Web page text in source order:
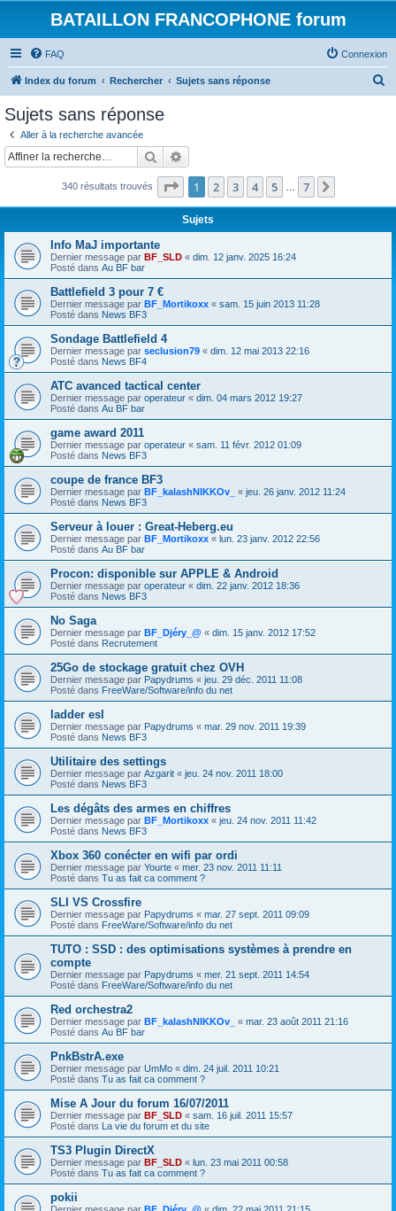
BATAILLON FRANCOPHONE forum
FAQ Connexion
Index du forum Rechercher Sujets sans réponse
c
Sujets sans réponse
Aller à la recherche avancée
Rechercher
340 résultats trouvés Page 1sur7
1 2 3 4 5 7
Sujets
Info MaJ importante
Dernier message par BF_SLD « dim. 12 janv. 2025 16:24
Posté dans Au BF bar
Battlefield 3 pour 7 €
Dernier message par BF_Mortikoxx « sam. 15 juin 2013 11:28
Posté dans News BF3
Sondage Battlefield 4
Dernier message par seclusion79 « dim. 12 mai 2013 22:16
Posté dans News BF4
ATC avanced tactical center
Dernier message par operateur « dim. 04 mars 2012 19:27
Posté dans Au BF bar
game award 2011
Dernier message par operateur « sam. 11 févr. 2012 01:09
Posté dans News BF3
coupe de france BF3
Dernier message par BF_kalashNIKKOv_ « jeu. 26 janv. 2012 11:24
Posté dans News BF3
Serveur à louer : Great-Heberg.eu
Dernier message par BF_Mortikoxx « lun. 23 janv. 2012 22:56
Posté dans Au BF bar
Procon: disponible sur APPLE & Android
Dernier message par operateur « dim. 22 janv. 2012 18:36
Posté dans News BF3
No Saga
Dernier message par BF_Djéry_@ « dim. 15 janv. 2012 17:52
Posté dans Recrutement
25Go de stockage gratuit chez OVH
Dernier message par Papydrums « jeu. 29 déc. 2011 11:08
Posté dans FreeWare/Software/info du net
ladder esl
Dernier message par Papydrums « mar. 29 nov. 2011 19:39
Posté dans News BF3
Utilitaire des settings
Dernier message par Azgarit « jeu. 24 nov. 2011 18:00
Posté dans News BF3
Les dégâts des armes en chiffres
Dernier message par BF_Mortikoxx « jeu. 24 nov. 2011 11:42
Posté dans News BF3
Xbox 360 conécter en wifi par ordi
Dernier message par Yourte « mer. 23 nov. 2011 11:11
Posté dans Tu as fait ca comment ?
SLI VS Crossfire
Dernier message par Papydrums « mar. 27 sept. 2011 09:09
Posté dans FreeWare/Software/info du net
TUTO : SSD : des optimisations systèmes à prendre en
compte
Dernier message par Papydrums « mer. 21 sept. 2011 14:54
Posté dans FreeWare/Software/info du net
Red orchestra2
Dernier message par BF_kalashNIKKOv_ « mar. 23 août 2011 21:16
Posté dans Au BF bar
PnkBstrA.exe
Dernier message par UmMo « dim. 24 juil. 2011 10:21
Posté dans Tu as fait ca comment ?
Mise A Jour du forum 16/07/2011
Dernier message par BF_SLD « sam. 16 juil. 2011 15:57
Posté dans La vie du forum et du site
TS3 Plugin DirectX
Dernier message par BF_SLD « lun. 23 mai 2011 00:58
Posté dans Tu as fait ca comment ?
pokii
Dernier message par BF_Djéry_@ « dim. 22 mai 2011 21:15